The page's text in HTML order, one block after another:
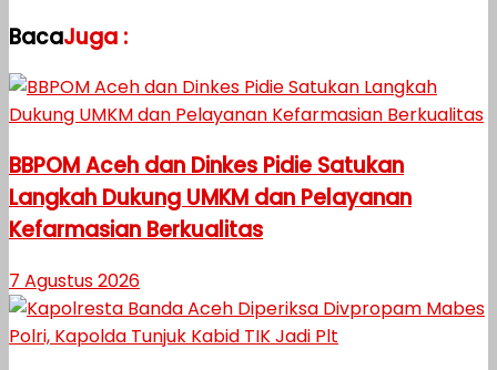
BacaJuga :
BBPOM Aceh dan Dinkes Pidie Satukan
Langkah Dukung UMKM dan Pelayanan
Kefarmasian Berkualitas
7 Agustus 2026